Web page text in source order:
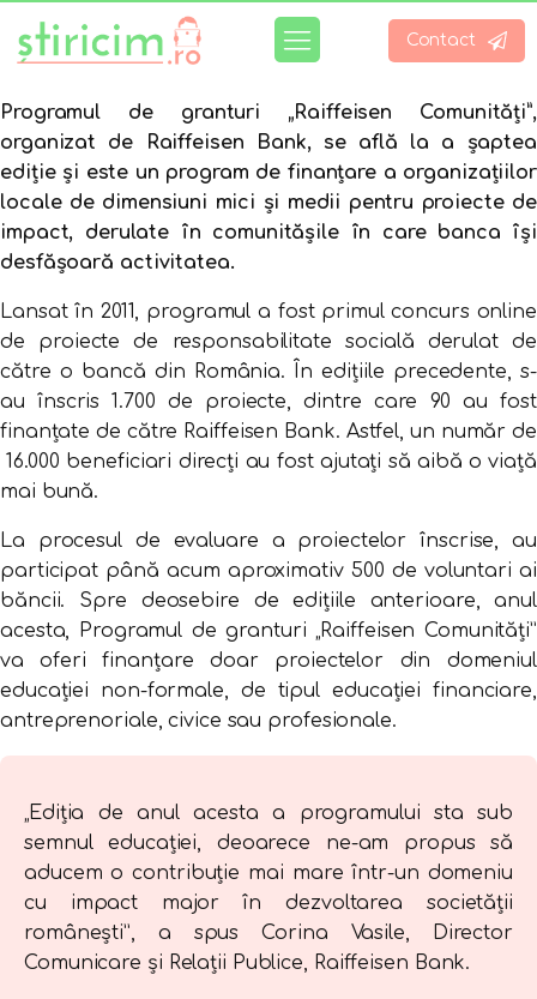
Contact
Programul de granturi „Raiffeisen Comunități”,
organizat de Raiffeisen Bank, se află la a șaptea
ediție și este un program de finanțare a organizațiilor
locale de dimensiuni mici și medii pentru proiecte de
impact, derulate în comunitășile în care banca își
desfășoară activitatea.
Lansat în 2011, programul a fost primul concurs online
de proiecte de responsabilitate socială derulat de
către o bancă din România. În edițiile precedente, s-
au înscris 1.700 de proiecte, dintre care 90 au fost
finanțate de către Raiffeisen Bank. Astfel, un număr de
16.000 beneficiari direcți au fost ajutați să aibă o viață
mai bună.
La procesul de evaluare a proiectelor înscrise, au
participat până acum aproximativ 500 de voluntari ai
băncii. Spre deosebire de edițiile anterioare, anul
acesta, Programul de granturi „Raiffeisen Comunități”
va oferi finanțare doar proiectelor din domeniul
educației non-formale, de tipul educației financiare,
antreprenoriale, civice sau profesionale.
„Ediția de anul acesta a programului sta sub
semnul educației, deoarece ne-am propus să
aducem o contribuție mai mare într-un domeniu
cu impact major în dezvoltarea societății
românești”, a spus Corina Vasile, Director
Comunicare și Relații Publice, Raiffeisen Bank.